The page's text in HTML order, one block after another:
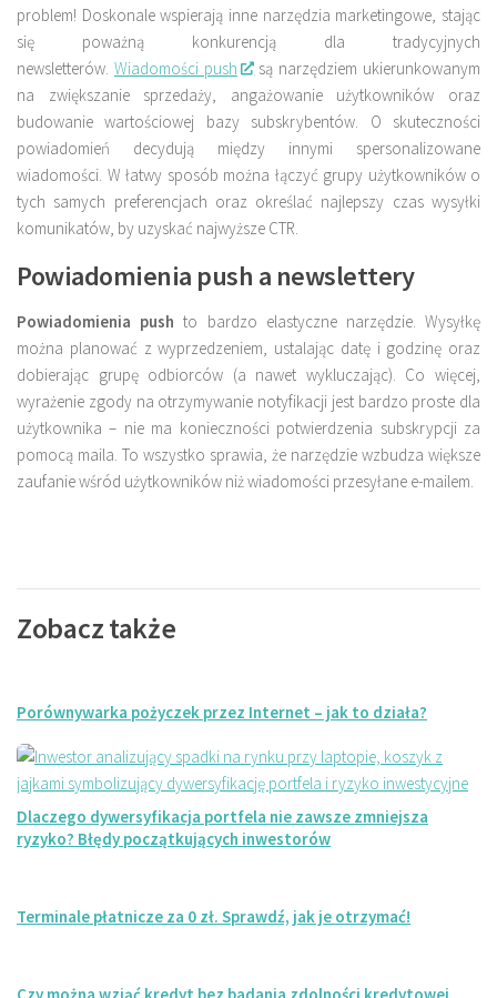
problem! Doskonale wspierają inne narzędzia marketingowe, stając
się poważną konkurencją dla tradycyjnych
newsletterów. Wiadomości push
są narzędziem ukierunkowanym
na zwiększanie sprzedaży, angażowanie użytkowników oraz
budowanie wartościowej bazy subskrybentów. O skuteczności
powiadomień decydują między innymi spersonalizowane
wiadomości. W łatwy sposób można łączyć grupy użytkowników o
tych samych preferencjach oraz określać najlepszy czas wysyłki
komunikatów, by uzyskać najwyższe CTR.
Powiadomienia push a newslettery
Powiadomienia push to bardzo elastyczne narzędzie. Wysyłkę
można planować z wyprzedzeniem, ustalając datę i godzinę oraz
dobierając grupę odbiorców (a nawet wykluczając). Co więcej,
wyrażenie zgody na otrzymywanie notyfikacji jest bardzo proste dla
użytkownika – nie ma konieczności potwierdzenia subskrypcji za
pomocą maila. To wszystko sprawia, że narzędzie wzbudza większe
zaufanie wśród użytkowników niż wiadomości przesyłane e-mailem.
Zobacz także
Porównywarka pożyczek przez Internet – jak to działa?
Dlaczego dywersyfikacja portfela nie zawsze zmniejsza
ryzyko? Błędy początkujących inwestorów
Terminale płatnicze za 0 zł. Sprawdź, jak je otrzymać!